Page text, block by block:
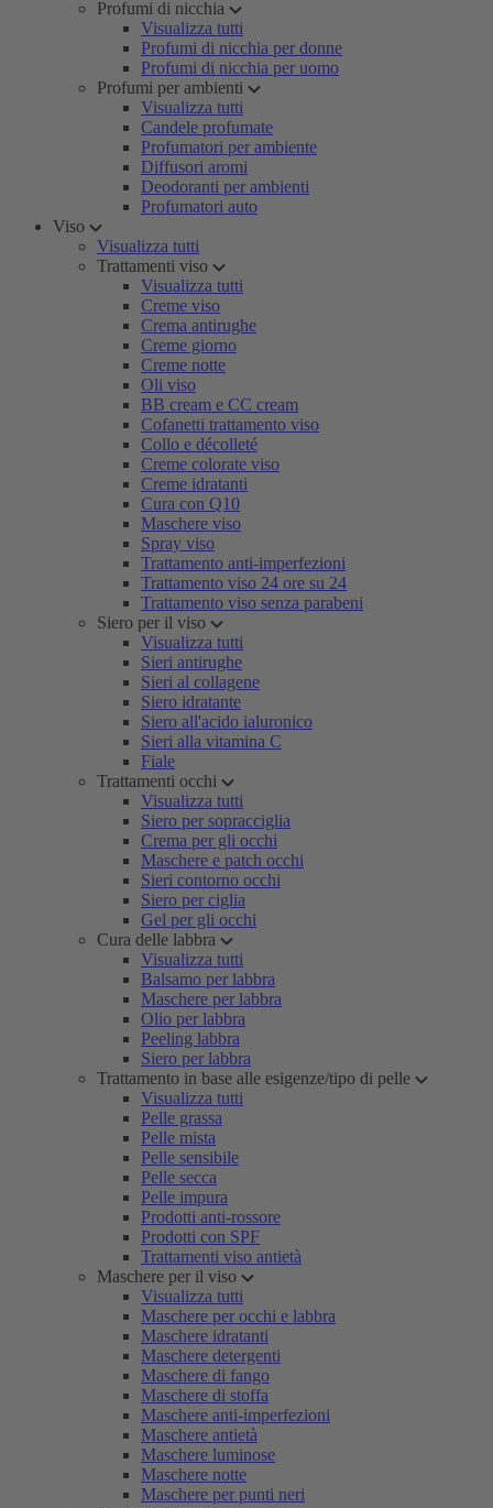
Profumi di nicchia
Visualizza tutti
Profumi di nicchia per donne
Profumi di nicchia per uomo
Profumi per ambienti
Visualizza tutti
Candele profumate
Profumatori per ambiente
Diffusori aromi
Deodoranti per ambienti
Profumatori auto
Viso
Visualizza tutti
Trattamenti viso
Visualizza tutti
Creme viso
Crema antirughe
Creme giorno
Creme notte
Oli viso
BB cream e CC cream
Cofanetti trattamento viso
Collo e décolleté
Creme colorate viso
Creme idratanti
Cura con Q10
Maschere viso
Spray viso
Trattamento anti-imperfezioni
Trattamento viso 24 ore su 24
Trattamento viso senza parabeni
Siero per il viso
Visualizza tutti
Sieri antirughe
Sieri al collagene
Siero idratante
Siero all'acido ialuronico
Sieri alla vitamina C
Fiale
Trattamenti occhi
Visualizza tutti
Siero per sopracciglia
Crema per gli occhi
Maschere e patch occhi
Sieri contorno occhi
Siero per ciglia
Gel per gli occhi
Cura delle labbra
Visualizza tutti
Balsamo per labbra
Maschere per labbra
Olio per labbra
Peeling labbra
Siero per labbra
Trattamento in base alle esigenze/tipo di pelle
Visualizza tutti
Pelle grassa
Pelle mista
Pelle sensibile
Pelle secca
Pelle impura
Prodotti anti-rossore
Prodotti con SPF
Trattamenti viso antietà
Maschere per il viso
Visualizza tutti
Maschere per occhi e labbra
Maschere idratanti
Maschere detergenti
Maschere di fango
Maschere di stoffa
Maschere anti-imperfezioni
Maschere antietà
Maschere luminose
Maschere notte
Maschere per punti neri